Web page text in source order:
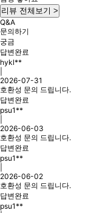
리뷰 전체보기 >
Q&A
문의하기
궁금
답변완료
hykl**
2026-07-31
호환성 문의 드립니다.
답변완료
psu1**
2026-06-03
호환성 문의 드립니다.
답변완료
psu1**
2026-06-02
호환성 문의 드립니다.
답변완료
psu1**